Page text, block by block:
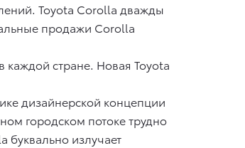
Toyota Corolla дважды
продажи Corolla
каждой стране. Новая Toyota
дизайнерской концепции
городском потоке трудно
буквально излучает